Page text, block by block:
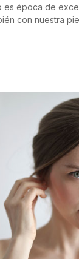
es época de
con nuestra